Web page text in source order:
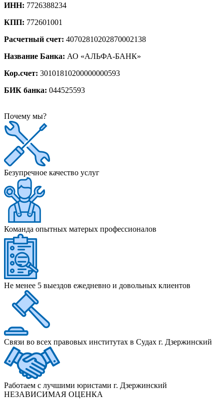
ИНН: 7726388234
КПП: 772601001
Расчетный счет: 40702810202870002138
Название Банка: АО «АЛЬФА-БАНК»
Кор.счет: 30101810200000000593
БИК банка: 044525593
Почему мы?
Безупречное качество услуг
Команда опытных матерых профессионалов
Не менее 5 выездов ежедневно и довольных клиентов
Связи во всех правовых институтах в Судах г. Дзержинский
Работаем с лучшими юристами г. Дзержинский
НЕЗАВИСИМАЯ ОЦЕНКА